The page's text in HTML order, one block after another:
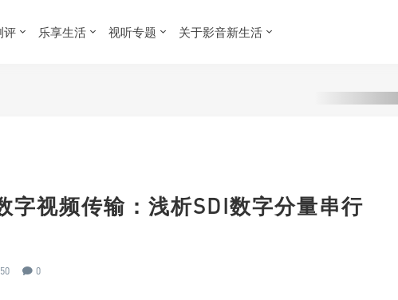
评 乐享生活 视听专题 关于影音新生活
字视频传输：浅析SDI数字分量串行
0